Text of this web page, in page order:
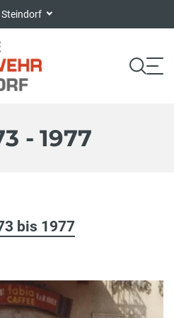
Steindorf
- 1977
bis 1977